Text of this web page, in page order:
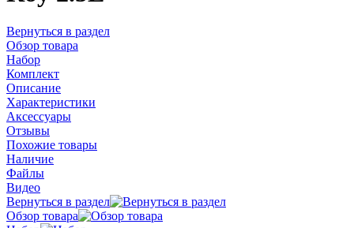
Вернуться в раздел
Обзор товара
Набор
Комплект
Описание
Характеристики
Аксессуары
Отзывы
Похожие товары
Наличие
Файлы
Видео
Вернуться в раздел
Обзор товара